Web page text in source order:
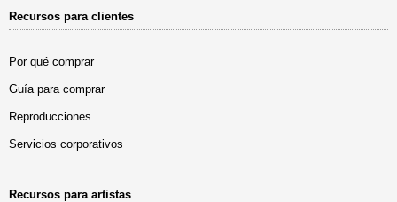
Recursos para clientes
Por qué comprar
Guía para comprar
Reproducciones
Servicios corporativos
Recursos para artistas